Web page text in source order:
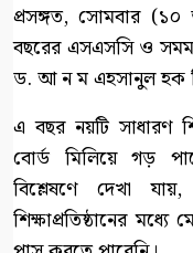
প্রসঙ্গত, সোমবার
বছরের এসএসসি ও
ড. আ ন ম এহসানুল হক
এ বছর নয়টি সাধারণ
বোর্ড মিলিয়ে গড়
বিশ্লেষণে দেখা
শিক্ষাপ্রতিষ্ঠানের